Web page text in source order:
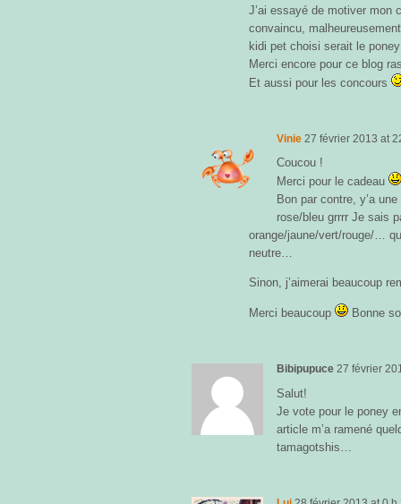
J’ai essayé de motiver mon
convaincu,
kidi pet choisi serait le
Merci encore pour ce blog
Et aussi pour les concours
Vinie 27 février 2013 at
Coucou !
Merci pour le cadeau
Bon par contre, y’a
rose/bleu grrrr Je sais
orange/jaune/vert/rouge/…
neutre…
Sinon, j’aimerai beaucoup
Merci beaucoup Bonne
Bibipupuce 27 février
Salut!
Je vote pour le poney
article m’a ramené
tamagotshis…